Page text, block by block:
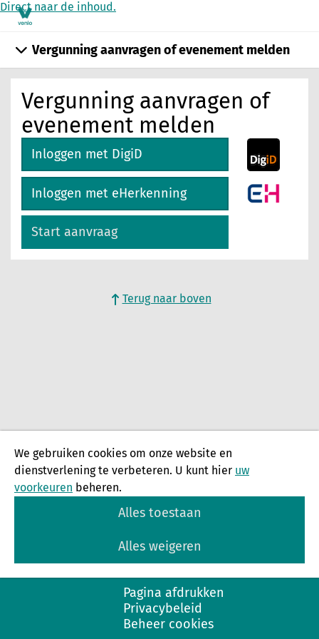
Direct naar de inhoud.
Vergunning aanvragen of
evenement melden
Inloggen met DigiD
Inloggen met eHerkenning
Start aanvraag
Vergunning aanvragen of evenement melden
Terug naar boven
We gebruiken cookies om onze website en
dienstverlening te verbeteren. U kunt hier uw
voorkeuren beheren.
Alles toestaan
Alles weigeren
Pagina afdrukken
Privacybeleid
Beheer cookies